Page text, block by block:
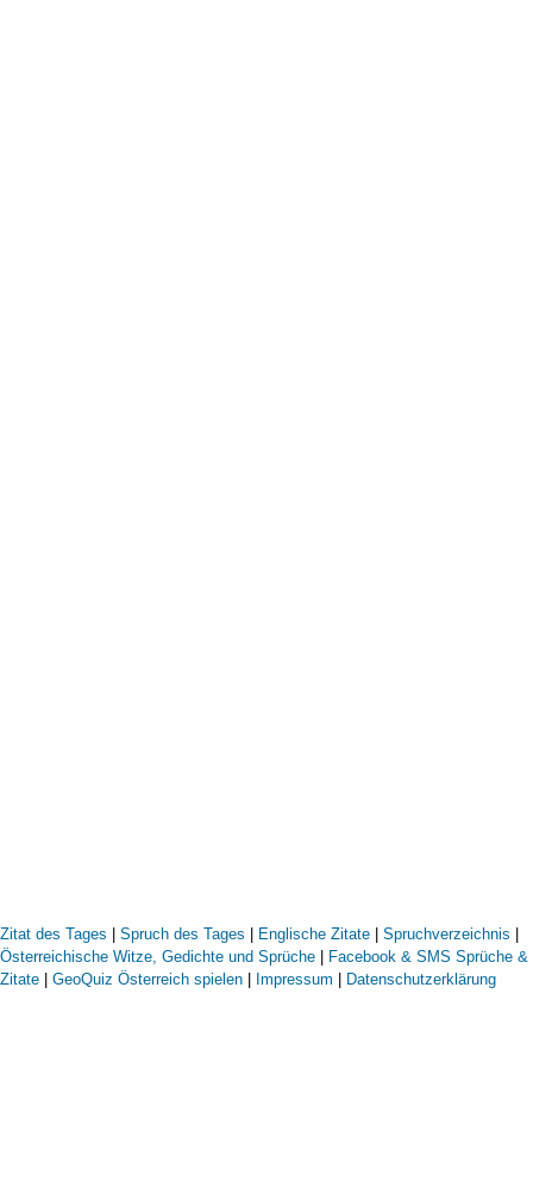
Zitat des Tages | Spruch des Tages | Englische Zitate | Spruchverzeichnis |
Österreichische Witze, Gedichte und Sprüche | Facebook & SMS Sprüche &
Zitate | GeoQuiz Österreich spielen | Impressum | Datenschutzerklärung